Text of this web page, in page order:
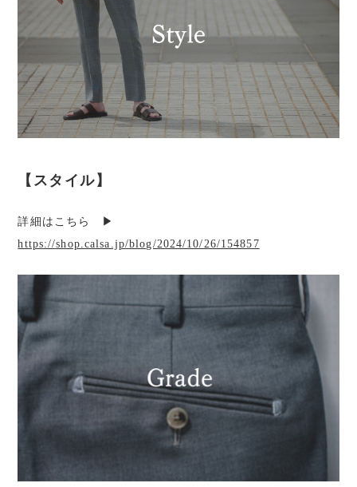
【スタイル】
詳細はこちら ▶︎
https://shop.calsa.jp/blog/2024/10/26/154857